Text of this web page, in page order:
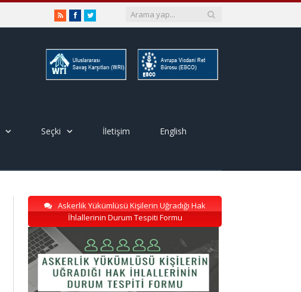
RSSFacebookTwitter
Seçki İletişim English
Askerlik Yükümlüsü Kişilerin Uğradığı Hak
İhlallerinin Durum Tespiti Formu